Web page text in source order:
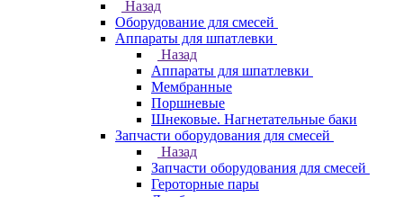
Назад
Оборудование для смесей
Аппараты для шпатлевки
Назад
Аппараты для шпатлевки
Мембранные
Поршневые
Шнековые. Нагнетательные баки
Запчасти оборудования для смесей
Назад
Запчасти оборудования для смесей
Героторные пары